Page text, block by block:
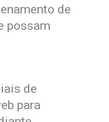
de
possam
de
para